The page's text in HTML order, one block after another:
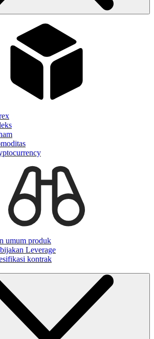
umum produk
Leverage
kontrak